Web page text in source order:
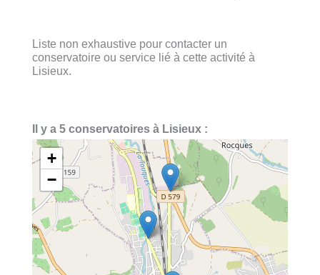
Liste non exhaustive pour contacter un
conservatoire ou service lié à cette activité à
Lisieux.
Il y a 5 conservatoires à Lisieux :
+
−